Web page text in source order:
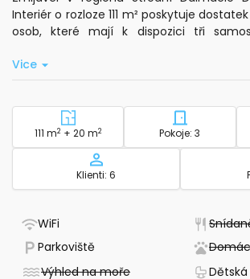
Interiér o rozloze 111 m² poskytuje
osob, které mají k dispozici tři
posezení na čerstvém vzduchu.
zahrnuta v ceně pobytu. Samozřejmostí
připojení, televize a pračka.
základním nádobím, mikrovlnnou
konvicí, kávovarem a myčkou nádobí,
pohodlnou přípravu jídel během pobytu.
Venkovní prostor o rozloze 250 m²
soukromý bazén. Hosté mohou využít
parkování i garáž. K dispozici jsou také
potřeby, ručníky do koupelny, žehlička,
Vice
Plocha - ubytování
111 m2 + 20 m2 Počet
Pokoje: 3
Kapacita
Klienti: 6
WiFi
Parkoviště - Parkování k dispozici
Výhled na moře- Nedostupné